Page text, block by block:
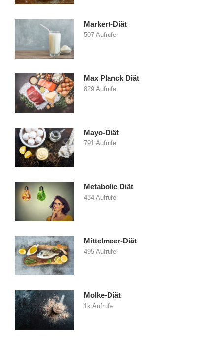
Markert-Diät
507 Aufrufe
Max Planck Diät
829 Aufrufe
Mayo-Diät
791 Aufrufe
Metabolic Diät
434 Aufrufe
Mittelmeer-Diät
495 Aufrufe
Molke-Diät
1k Aufrufe